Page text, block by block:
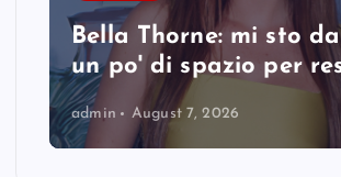
Bella Thorne: mi sto
un po' di spazio per
admin August 7, 2026